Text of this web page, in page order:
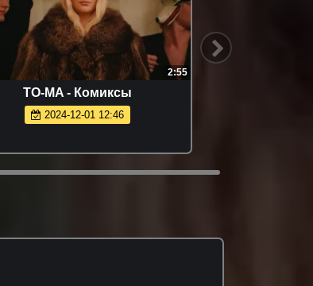
2:55
TO-MA - Комиксы
2024-12-01 12:46